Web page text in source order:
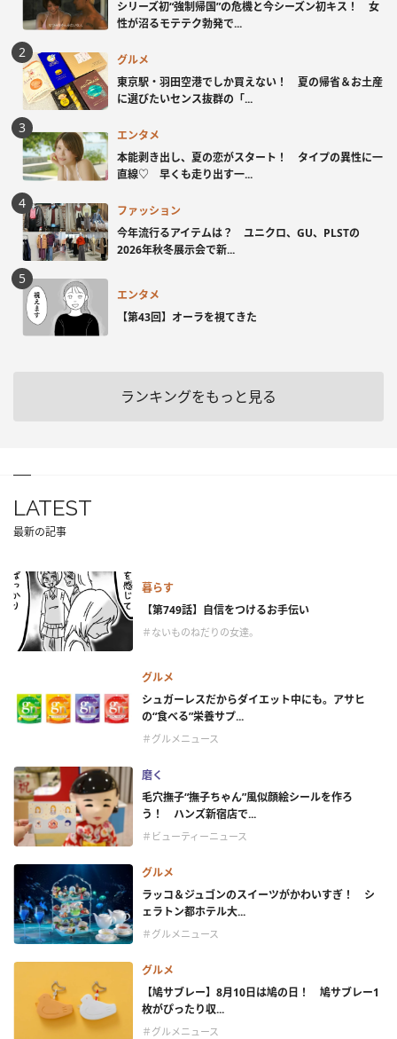
シリーズ初“強制帰国”の危機と今シーズン初キス！ 女
性が沼るモテテク勃発で...
グルメ
東京駅・羽田空港でしか買えない！ 夏の帰省＆お土産
に選びたいセンス抜群の「...
エンタメ
本能剥き出し、夏の恋がスタート！ タイプの異性に一
直線♡ 早くも走り出す一...
ファッション
今年流行るアイテムは？ ユニクロ、GU、PLSTの
2026年秋冬展示会で新...
エンタメ
【第43回】オーラを視てきた
ランキングをもっと見る
LATEST
最新の記事
暮らす
【第749話】自信をつけるお手伝い
＃ないものねだりの女達。
グルメ
シュガーレスだからダイエット中にも。アサヒ
の“食べる”栄養サプ...
＃グルメニュース
磨く
毛穴撫子“撫子ちゃん”風似顔絵シールを作ろ
う！ ハンズ新宿店で...
＃ビューティーニュース
グルメ
ラッコ＆ジュゴンのスイーツがかわいすぎ！ シ
ェラトン都ホテル大...
＃グルメニュース
グルメ
【鳩サブレー】8月10日は鳩の日！ 鳩サブレー1
枚がぴったり収...
＃グルメニュース